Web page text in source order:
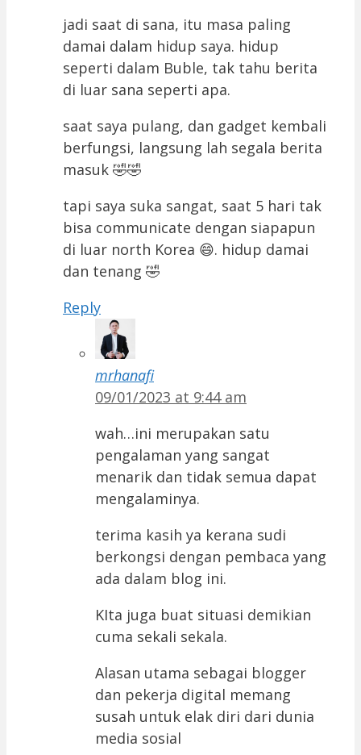
jadi saat di sana, itu masa paling
damai dalam hidup saya. hidup
seperti dalam Buble, tak tahu berita
di luar sana seperti apa.
saat saya pulang, dan gadget kembali
berfungsi, langsung lah segala berita
masuk 🤣🤣
tapi saya suka sangat, saat 5 hari tak
bisa communicate dengan siapapun
di luar north Korea 😄. hidup damai
dan tenang 🤣
Reply
mrhanafi
09/01/2023 at 9:44 am
wah…ini merupakan satu
pengalaman yang sangat
menarik dan tidak semua dapat
mengalaminya.
terima kasih ya kerana sudi
berkongsi dengan pembaca yang
ada dalam blog ini.
KIta juga buat situasi demikian
cuma sekali sekala.
Alasan utama sebagai blogger
dan pekerja digital memang
susah untuk elak diri dari dunia
media sosial